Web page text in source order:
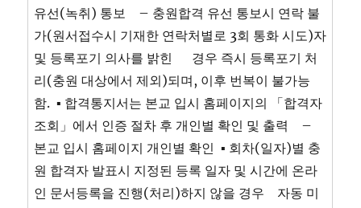
유선(녹취) 통보 – 충원합격 유선 통보시 연락 불
가(원서접수시 기재한 연락처별로 3회 통화 시도)자
및 등록포기 의사를 밝힌 경우 즉시 등록포기 처
리(충원 대상에서 제외)되며, 이후 번복이 불가능
함. ▪ 합격통지서는 본교 입시 홈페이지의 「합격자
조회」에서 인증 절차 후 개인별 확인 및 출력 –
본교 입시 홈페이지 개인별 확인 ▪ 회차(일자)별 충
원 합격자 발표시 지정된 등록 일자 및 시간에 온라
인 문서등록을 진행(처리)하지 않을 경우 자동 미